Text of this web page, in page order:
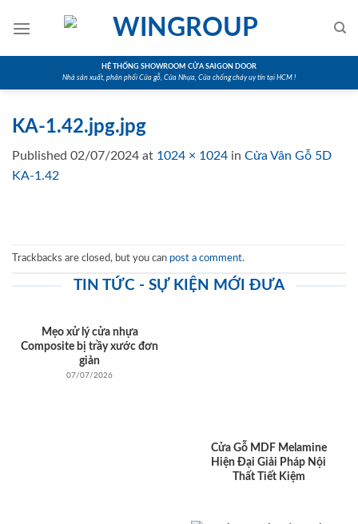
HỆ THỐNG SHOWROOM CỬA SAIGON DOOR
Nhà sản xuất, phân phối Cửa gỗ, Cửa Nhựa, Cửa chống cháy uy tín tại HCM !
KA-1.42.jpg.jpg
Published 02/07/2024 at 1024 × 1024 in Cửa Vân Gỗ 5D
KA-1.42
Trackbacks are closed, but you can post a comment.
TIN TỨC - SỰ KIỆN MỚI ĐƯA
Mẹo xử lý cửa nhựa
Composite bị trầy xước đơn
giản
07/07/2026
Cửa Gỗ MDF Melamine
Hiện Đại Giải Pháp Nội
Thất Tiết Kiệm